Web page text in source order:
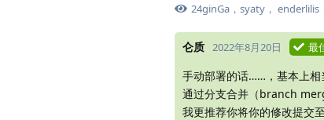
24ginGa ， syaty ， enderlilis
仑质 2022年8月20日 最
手动部署的话……，基本上相
通过分支合并（branch
我更推荐你将你的修改提交